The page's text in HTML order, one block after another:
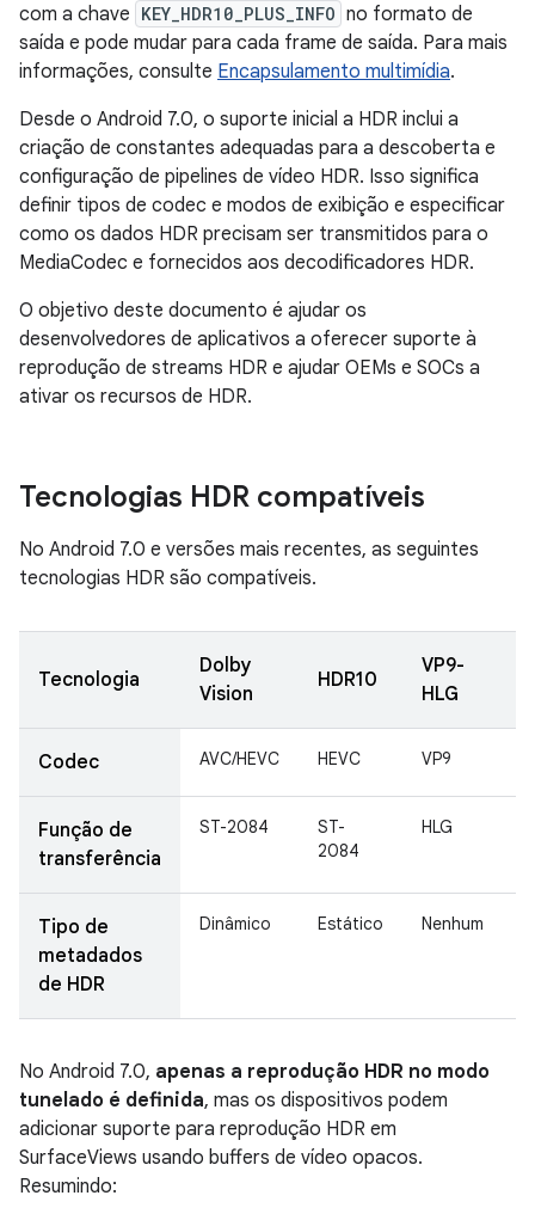
com a chave KEY_HDR10_PLUS_INFO no formato de
saída e pode mudar para cada frame de saída. Para mais
informações, consulte Encapsulamento multimídia.
Desde o Android 7.0, o suporte inicial a HDR inclui a
criação de constantes adequadas para a descoberta e
configuração de pipelines de vídeo HDR. Isso significa
definir tipos de codec e modos de exibição e especificar
como os dados HDR precisam ser transmitidos para o
MediaCodec e fornecidos aos decodificadores HDR.
O objetivo deste documento é ajudar os
desenvolvedores de aplicativos a oferecer suporte à
reprodução de streams HDR e ajudar OEMs e SOCs a
ativar os recursos de HDR.
Tecnologias HDR compatíveis
No Android 7.0 e versões mais recentes, as seguintes
tecnologias HDR são compatíveis.
Tecnologia
Dolby
Vision
HDR10
VP9-
HLG
Codec AVC/HEVC HEVC VP9
Função de
transferência
ST-2084
ST-
2084
HLG
Tipo de
metadados
de HDR
Dinâmico Estático Nenhum
No Android 7.0, apenas a reprodução HDR no modo
tunelado é definida, mas os dispositivos podem
adicionar suporte para reprodução HDR em
SurfaceViews usando buffers de vídeo opacos.
Resumindo: